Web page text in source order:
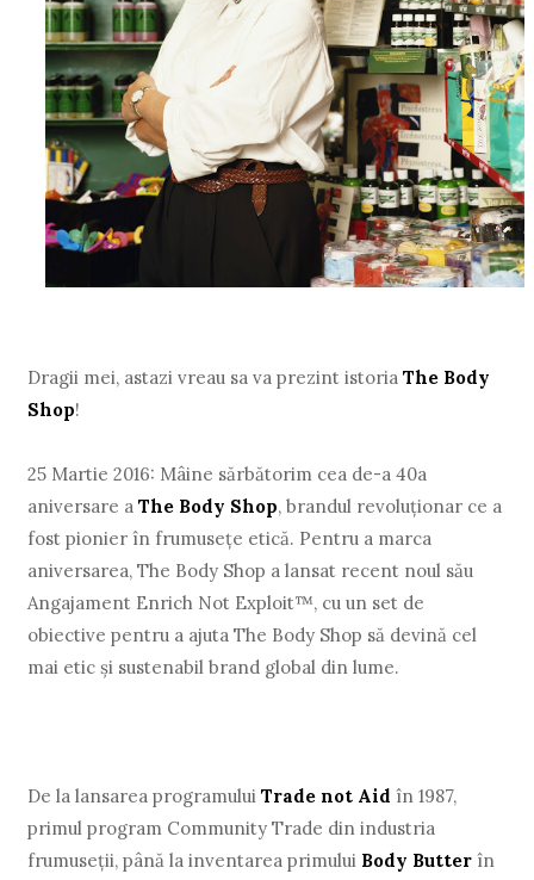
Dragii mei, astazi vreau sa va prezint istoriaThe Body
Shop!
25 Martie 2016: Mâine sărbătorim cea de-a 40a
aniversare aThe Body Shop, brandul revoluţionar ce a
fost pionier în frumuseţe etică. Pentru a marca
aniversarea, The Body Shop a lansat recent noul său
Angajament Enrich Not Exploit™, cu un set de
obiective pentru a ajuta The Body Shop să devină cel
mai etic şi sustenabil brand global din lume.
De la lansarea programuluiTrade not Aid în 1987,
primul program Community Trade din industria
frumuseţii, până la inventarea primului Body Butter în